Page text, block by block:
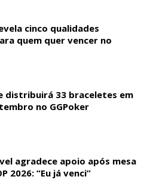
cinco qualidades
quem quer vencer no
distribuirá 33 braceletes em
no GGPoker
agradece apoio após mesa
2026: “Eu já venci”